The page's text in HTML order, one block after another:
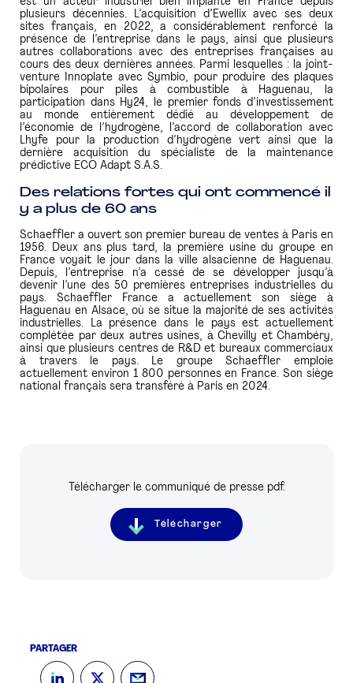
plusieurs décennies. L’acquisition d’Ewellix avec ses deux
sites français, en 2022, a considérablement renforcé la
présence de l’entreprise dans le pays, ainsi que plusieurs
autres collaborations avec des entreprises françaises au
cours des deux dernières années. Parmi lesquelles : la joint-
venture Innoplate avec Symbio, pour produire des plaques
bipolaires pour piles à combustible à Haguenau, la
participation dans Hy24, le premier fonds d’investissement
au monde entièrement dédié au développement de
l’économie de l’hydrogène, l’accord de collaboration avec
Lhyfe pour la production d’hydrogène vert ainsi que la
dernière acquisition du spécialiste de la maintenance
prédictive ECO Adapt S.A.S.
Des relations fortes qui ont commencé il
y a plus de 60 ans
Schaeffler a ouvert son premier bureau de ventes à Paris en
1956. Deux ans plus tard, la première usine du groupe en
France voyait le jour dans la ville alsacienne de Haguenau.
Depuis, l’entreprise n’a cessé de se développer jusqu’à
devenir l’une des 50 premières entreprises industrielles du
pays. Schaeffler France a actuellement son siège à
Haguenau en Alsace, où se situe la majorité de ses activités
industrielles. La présence dans le pays est actuellement
complétée par deux autres usines, à Chevilly et Chambéry,
ainsi que plusieurs centres de R&D et bureaux commerciaux
à travers le pays. Le groupe Schaeffler emploie
actuellement environ 1 800 personnes en France. Son siège
national français sera transféré à Paris en 2024.
Télécharger le communiqué de presse pdf.
Télécharger
PARTAGER